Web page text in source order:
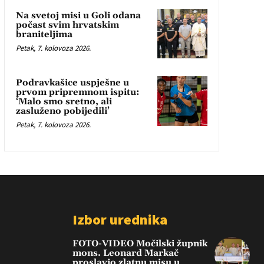
Na svetoj misi u Goli odana
počast svim hrvatskim
braniteljima
Petak, 7. kolovoza 2026.
Podravkašice uspješne u
prvom pripremnom ispitu:
‘Malo smo sretno, ali
zasluženo pobijedili’
Petak, 7. kolovoza 2026.
Izbor urednika
FOTO-VIDEO Močilski župnik
mons. Leonard Markač